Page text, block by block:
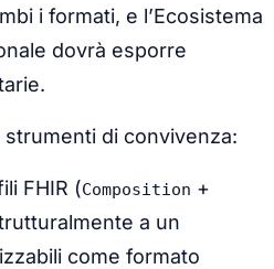
i formati, e l’Ecosistema
dovrà esporre
di convivenza:
FHIR (Composition +
a un
come formato